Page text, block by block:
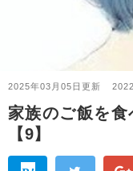
2025年03月05日更新
家族のご飯を
【9】